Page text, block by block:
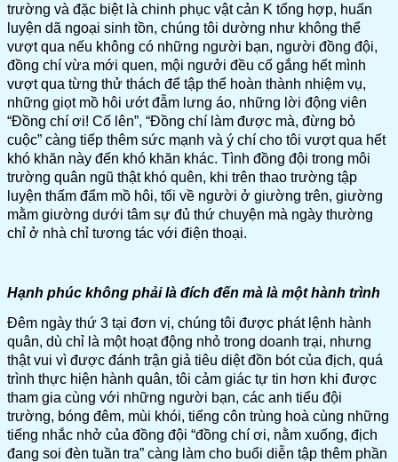
trường và đặc biệt là chinh phục vật cản K tổng hợp, huấn
luyện dã ngoại sinh tồn, chúng tôi dường như không thể
vượt qua nếu không có những người bạn, người đồng đội,
đồng chí vừa mới quen, mội ngưởi đều cố gắng hết mình
vượt qua từng thử thách để tập thể hoàn thành nhiệm vụ,
những giọt mồ hôi ướt đẫm lưng áo, những lời động viên
“Đồng chí ơi! Cố lên”, “Đồng chí làm được mà, đừng bỏ
cuộc” càng tiếp thêm sức mạnh và ý chí cho tôi vượt qua hết
khó khăn này đến khó khăn khác. Tình đồng đội trong môi
trường quân ngũ thật khó quên, khi trên thao trường tập
luyện thấm đẩm mồ hôi, tối về người ở giường trên, giường
mằm giường dưới tâm sự đủ thứ chuyện mà ngày thường
chỉ ở nhà chỉ tương tác với điện thoại.
Hạnh phúc không phải là đích đến mà là một hành trình
Đêm ngày thứ 3 tại đơn vị, chúng tôi được phát lệnh hành
quân, dù chỉ là một hoạt động nhỏ trong doanh trại, nhưng
thật vui vì được đánh trận giả tiêu diệt đồn bót của địch, quá
trình thực hiện hành quân, tôi cảm giác tự tin hơn khi được
tham gia cùng với những người bạn, các anh tiểu đội
trường, bóng đêm, mùi khói, tiếng côn trùng hoà cùng những
tiếng nhắc nhở của đồng đội “đồng chí ơi, nằm xuống, địch
đang soi đèn tuần tra” càng làm cho buổi diễn tập thêm phần